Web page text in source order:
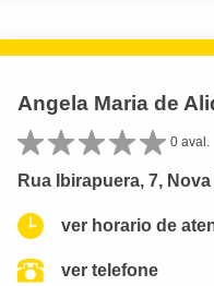
Angela Maria de
0 aval.
Rua Ibirapuera, 7,
ver horario de
ver telefone